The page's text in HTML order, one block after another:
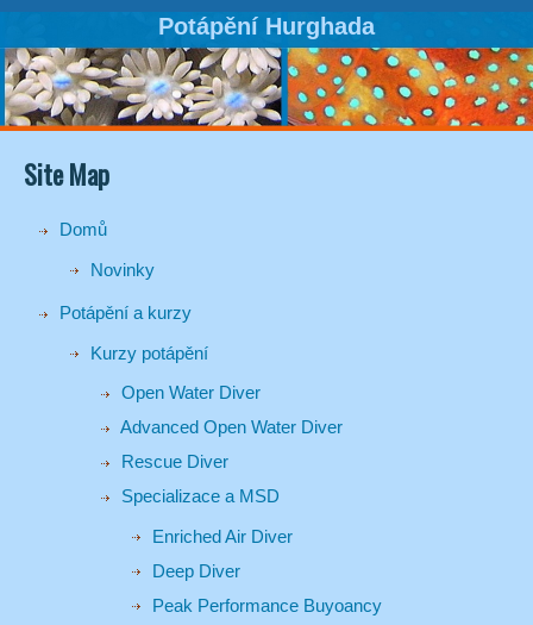
Potápění Hurghada
Site Map
Domů
Novinky
Potápění a kurzy
Kurzy potápění
Open Water Diver
Advanced Open Water Diver
Rescue Diver
Specializace a MSD
Enriched Air Diver
Deep Diver
Peak Performance Buyoancy